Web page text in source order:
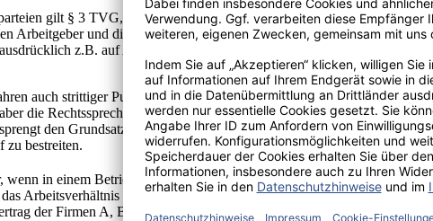
gilt § 3 TVG, der beide Seiten an die Regeln und Bedingungen
Arbeitgeber und die Arbeitnehmer, die Mitglied in der den Tarifvertrag
z.B. auf Arbeitnehmerseite in einem Arbeitsvertrag durch
auch strittiger Punkt ist der Grundsatz der Tarifeinheit, den das
die Rechtssprechung bei den Arbeitsgerichten, auch auf
den Grundsatz der Tarifeinheit und führt zur Tarifkonkurrenz
bestreiten.
in einem Betrieb mehrere Tarifverträge für ein bestimmtes
Arbeitsverhältnis betrieblich, räumlich oder persönlich in dieser
der Firmen A, B und C vor. Dieses Prinzip ist in solchen Fällen